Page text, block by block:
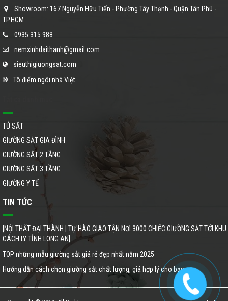
Showroom: 167 Nguyễn Hữu Tiến - Phường Tây Thạnh - Quận Tân Phú -
TP.HCM
0935 315 988
nemxinhdaithanh@gmail.com
sieuthigiuongsat.com
Tô điểm ngôi nhà Việt
TỦ SẮT
GIƯỜNG SẮT GIA ĐÌNH
GIƯỜNG SẮT 2 TẦNG
GIƯỜNG SẮT 3 TẦNG
GIƯỜNG Y TẾ
TIN TỨC
[NỘI THẤT ĐẠI THÀNH | TỰ HÀO GIAO TẬN NƠI 3000 CHIẾC GIƯỜNG SẮT TỚI KHU
CÁCH LY TỈNH LONG AN]
TOP những mẫu giường sắt giá rẻ đẹp nhất năm 2025
Hướng dẫn cách chọn giường sắt chất lượng, giá hợp lý cho bạn